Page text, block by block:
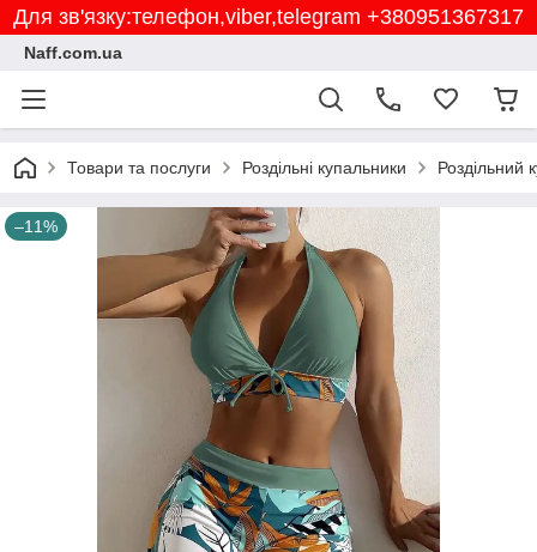
Для зв'язку:телефон,viber,telegram +380951367317
Naff.com.ua
Товари та послуги Роздільні купальники Роздільний
–11%